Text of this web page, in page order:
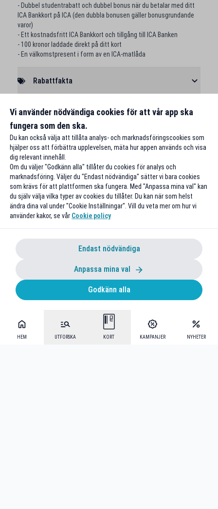
HEM UTFORSKA KORT KAMPANJER NYHETER
- Dubbel studentrabatt och dubbel bonus när du betalar med ditt
ICA Bankkort på ICA (den dubbla bonusen gäller bonusgrundande
varor)
- Ett kostnadsfritt ICA Bankkort och tillgång till ICA Banken
- 100 kronor laddade direkt på ditt kort
- En välkomstpresent i form av en ICA-matlåda
Rabattfakta
Rapportera ett problem
Vi använder nödvändiga cookies för att vår app ska
fungera som den ska.
Du kan också välja att tillåta analys- och marknadsföringscookies som
hjälper oss att förbättra upplevelsen, mäta hur appen används och visa
dig relevant innehåll.
Om du väljer "Godkänn alla" tillåter du cookies för analys och
marknadsföring. Väljer du "Endast nödvändiga" sätter vi bara cookies
som krävs för att plattformen ska fungera. Med "Anpassa mina val" kan
du själv välja vilka typer av cookies du tillåter. Du kan när som helst
ändra dina val under "Cookie Inställningar". Vill du veta mer om hur vi
använder kakor, se vår Cookie policy
Endast nödvändiga
Anpassa mina val
Godkänn alla